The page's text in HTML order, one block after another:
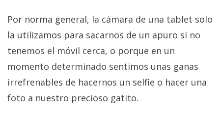
Por norma general, la cámara de una tablet solo
la utilizamos para sacarnos de un apuro si no
tenemos el móvil cerca, o porque en un
momento determinado sentimos unas ganas
irrefrenables de hacernos un selfie o hacer una
foto a nuestro precioso gatito.